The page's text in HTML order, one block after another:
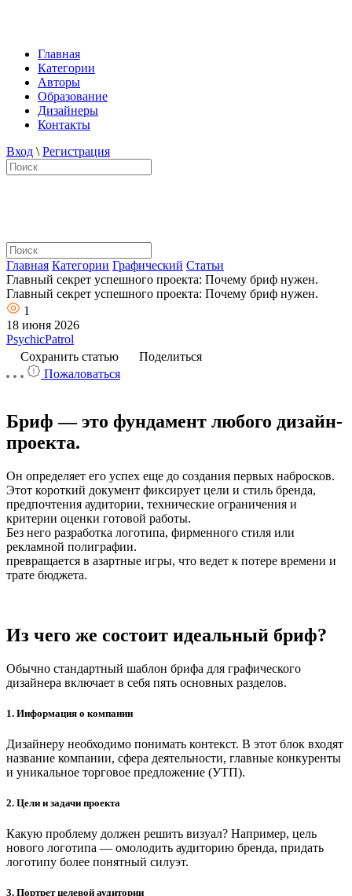
Главная
Категории
Авторы
Образование
Дизайнеры
Контакты
Вход \ Регистрация
Главная Категории Графический Статьи
Главный секрет успешного проекта: Почему бриф нужен.
Главный секрет успешного проекта: Почему бриф нужен.
1
18 июня 2026
PsychicPatrol
Сохранить статью
Поделиться
Пожаловаться
Бриф — это фундамент любого дизайн-
проекта.
Он определяет его успех еще до создания первых набросков.
Этот короткий документ фиксирует цели и стиль бренда,
предпочтения аудитории, технические ограничения и
критерии оценки готовой работы.
Без него разработка логотипа, фирменного стиля или
рекламной полиграфии.
превращается в азартные игры, что ведет к потере времени и
трате бюджета.
Из чего же состоит идеальный бриф?
Обычно стандартный шаблон брифа для графического
дизайнера включает в себя пять основных разделов.
1. Информация о компании
Дизайнеру необходимо понимать контекст. В этот блок входят
название компании, сфера деятельности, главные конкуренты
и уникальное торговое предложение (УТП).
2. Цели и задачи проекта
Какую проблему должен решить визуал? Например, цель
нового логотипа — омолодить аудиторию бренда, придать
логотипу более понятный силуэт.
3. Портрет целевой аудитории